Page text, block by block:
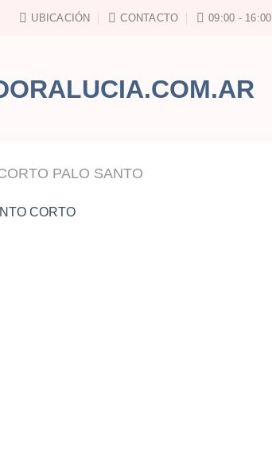
UBICACIÓN CONTACTO 09:00 - 16:00
PALO SANTO